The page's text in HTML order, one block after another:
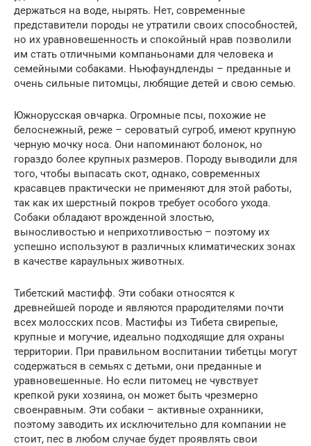
держаться на воде, нырять. Нет, современные
представители породы не утратили своих способностей,
но их уравновешенность и спокойный нрав позволили
им стать отличными компаньонами для человека и
семейными собаками. Ньюфаундленды – преданные и
очень сильные питомцы, любящие детей и свою семью.
Южнорусская овчарка. Огромные псы, похожие не
белоснежный, реже – сероватый сугроб, имеют крупную
черную мочку носа. Они напоминают болонок, но
гораздо более крупных размеров. Породу выводили для
того, чтобы выпасать скот, однако, современных
красавцев практически не применяют для этой работы,
так как их шерстный покров требует особого ухода.
Собаки обладают врожденной злостью,
выносливостью и неприхотливостью – поэтому их
успешно используют в различных климатических зонах
в качестве караульных животных.
Тибетский мастифф. Эти собаки относятся к
древнейшей породе и являются прародителями почти
всех молосских псов. Мастифы из Тибета свирепые,
крупные и могучие, идеально подходящие для охраны
территории. При правильном воспитании тибетцы могут
содержаться в семьях с детьми, они преданные и
уравновешенные. Но если питомец не чувствует
крепкой руки хозяина, он может быть чрезмерно
своенравным. Эти собаки – активные охранники,
поэтому заводить их исключительно для компании не
стоит, пес в любом случае будет проявлять свои